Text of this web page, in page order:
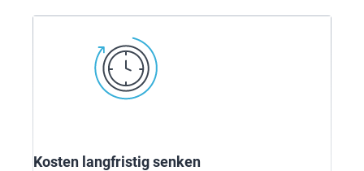
Kosten langfristig senken